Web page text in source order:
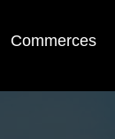
Commerces